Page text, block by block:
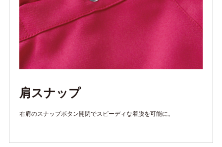
肩スナップ
右肩のスナップボタン開閉でスピーディな着脱を可能に。